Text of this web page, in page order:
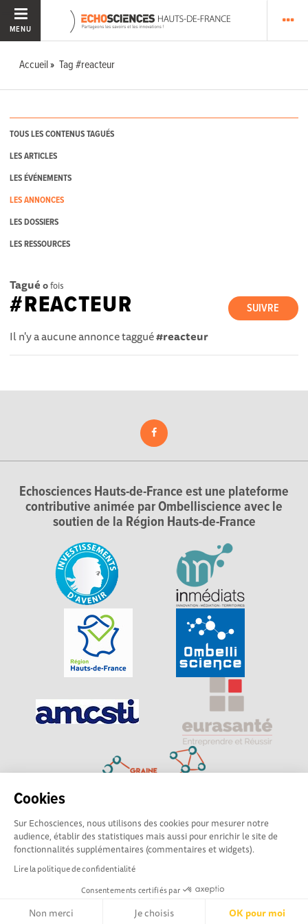
Cookies
Sur Echosciences, nous utilisons des cookies pour mesurer notre
audience, établir des statistiques mais aussi pour enrichir le site de
fonctionnalités supplémentaires (commentaires et widgets).
Lire la politique de confidentialité
Consentements certifiés par
Non merci Je choisis OK pour moi
MENU
Accueil Tag #reacteur
TOUS LES CONTENUS TAGUÉS
LES ARTICLES
LES ÉVÉNEMENTS
LES ANNONCES
LES DOSSIERS
LES RESSOURCES
Tagué 0fois
SUIVRE
#REACTEUR
Il n'y a aucune annonce taggué#reacteur
Echosciences Hauts-de-France est une plateforme
contributive animée par Ombelliscience avec le
soutien de la Région Hauts-de-France
Explorer, s’exprimer, rentrer en contact : Echosciences
Hauts-de-France est le réseau social des amateurs de
sciences et de technologies du territoire
Mentions légales|Politique de confidentialité
Ligne éditoriale